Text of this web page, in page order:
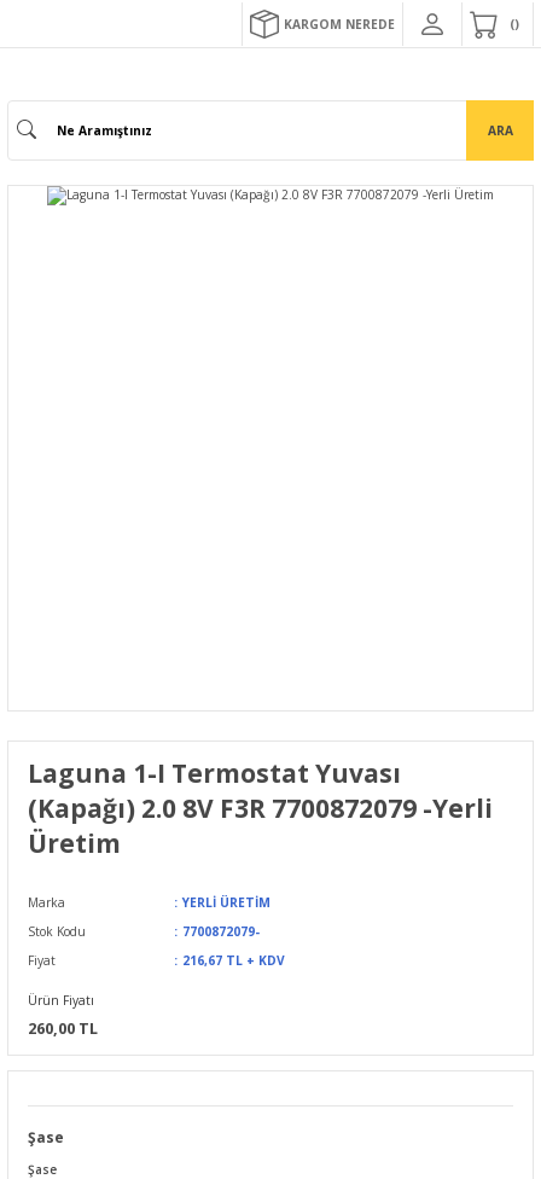
KARGOM NEREDE
ARA
Laguna 1-I Termostat Yuvası
(Kapağı) 2.0 8V F3R 7700872079 -Yerli
Üretim
Marka
YERLİ ÜRETİM
Stok Kodu
7700872079-
Fiyat
216,67 TL + KDV
Ürün Fiyatı
260,00 TL
Şase
Şase